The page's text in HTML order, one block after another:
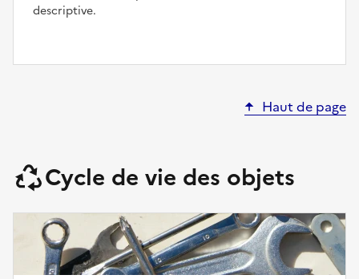
descriptive.
Haut de page
Cycle de vie des objets